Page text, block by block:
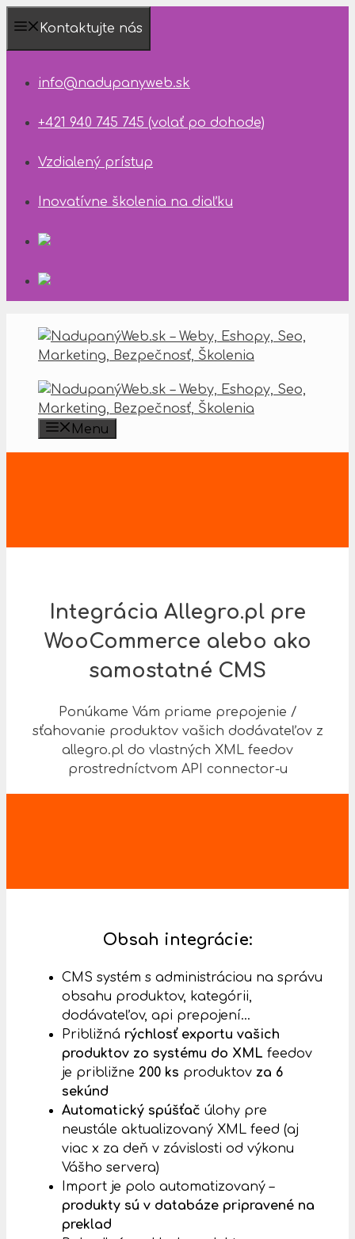
na
obsah
❗️Dostupnosť
technickej
podpory
Kontaktujte nás
info@nadupanyweb.sk
+421 940 745 745 (volať po dohode)
Vzdialený prístup
Inovatívne školenia na diaľku
Menu
Integrácia Allegro.pl pre
WooCommerce alebo ako
samostatné CMS
Ponúkame Vám priame prepojenie /
sťahovanie produktov vašich dodávateľov z
allegro.pl do vlastných XML feedov
prostredníctvom API connector-u
Obsah integrácie:
CMS systém s administráciou na správu
obsahu produktov, kategórii,
dodávateľov, api prepojení…
Približná rýchlosť exportu vašich
produktov zo systému do XML feedov
je približne 200 ks produktov za 6
sekúnd
Automatický spúšťač úlohy pre
neustále aktualizovaný XML feed (aj
viac x za deň v závislosti od výkonu
Vášho servera)
Import je polo automatizovaný –
produkty sú v databáze pripravené na
preklad